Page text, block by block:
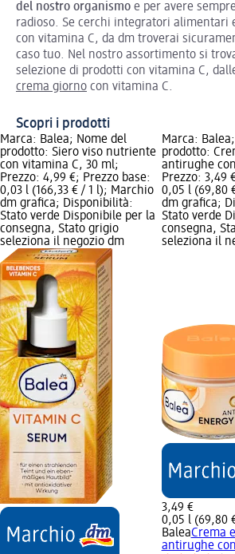
del nostro organismo e per avere
radioso. Se cerchi integratori alimentari
con vitamina C, da dm troverai
caso tuo. Nel nostro assortimento si
selezione di prodotti con vitamina C,
crema giorno con vitamina C.
Scopri i prodotti
Marca: Balea; Nome del
prodotto: Siero viso nutriente
con vitamina C, 30 ml;
Prezzo: 4,99 €; Prezzo base:
0,03 l (166,33 € / 1 l); Marchio
dm grafica; Disponibilità:
Stato verde Disponibile per la
consegna, Stato grigio
seleziona il negozio dm
Marca:
prodotto:
antirughe
Prezzo: 3,49
0,05 l (69,80
dm grafica;
Stato verde
consegna,
seleziona il
3,49 €
0,05 l (69,80
BaleaCrema
antirughe